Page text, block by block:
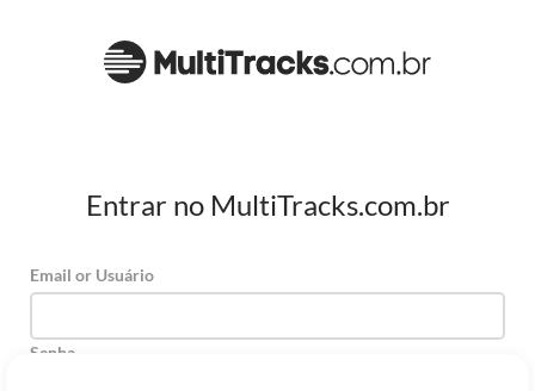
Entrar no MultiTracks.com.br
Email or Usuário
Senha